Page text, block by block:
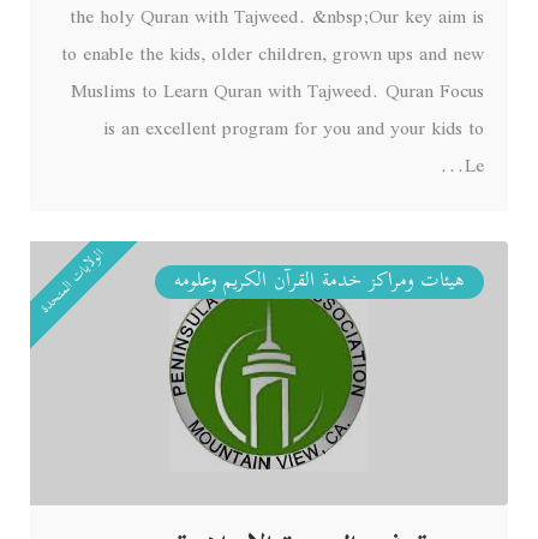
the holy Quran with Tajweed. &nbsp;Our key aim is
to enable the kids, older children, grown ups and new
Muslims to Learn Quran with Tajweed. Quran Focus
is an excellent program for you and your kids to
Le...
هيئات ومراكز خدمة القرآن الكريم وعلومه الولايات المتحدة